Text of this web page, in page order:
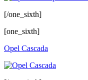
[/one_sixth]
[one_sixth]
Opel Cascada